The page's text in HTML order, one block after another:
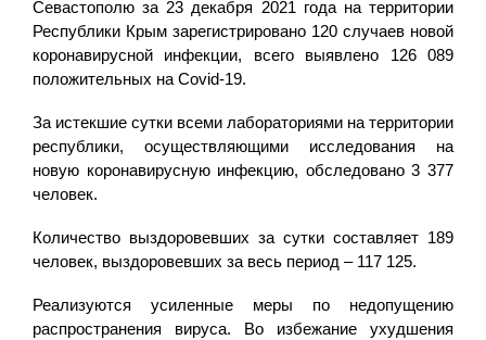
Севастополю за 23 декабря 2021 года на территории
Республики Крым зарегистрировано 120 случаев новой
коронавирусной инфекции, всего выявлено 126 089
положительных на Covid-19.
За истекшие сутки всеми лабораториями на территории
республики, осуществляющими исследования на
новую коронавирусную инфекцию, обследовано 3 377
человек.
Количество выздоровевших за сутки составляет 189
человек, выздоровевших за весь период – 117 125.
Реализуются усиленные меры по недопущению
распространения вируса. Во избежание ухудшения